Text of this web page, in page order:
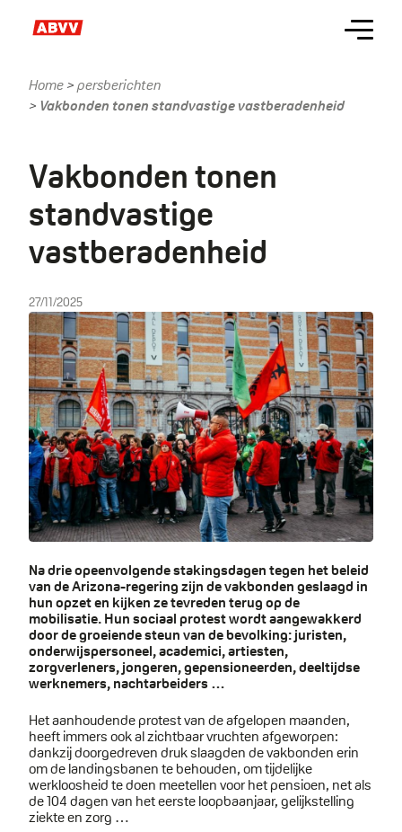
Menu
Kruimelpad
Home
persberichten
Vakbonden tonen standvastige vastberadenheid
Vakbonden tonen
standvastige
vastberadenheid
27/11/2025
Na drie opeenvolgende stakingsdagen tegen het beleid
van de Arizona-regering zijn de vakbonden geslaagd in
hun opzet en kijken ze tevreden terug op de
mobilisatie. Hun sociaal protest wordt aangewakkerd
door de groeiende steun van de bevolking: juristen,
onderwijspersoneel, academici, artiesten,
zorgverleners, jongeren, gepensioneerden, deeltijdse
werknemers, nachtarbeiders …
Het aanhoudende protest van de afgelopen maanden,
heeft immers ook al zichtbaar vruchten afgeworpen:
dankzij doorgedreven druk slaagden de vakbonden erin
om de landingsbanen te behouden, om tijdelijke
werkloosheid te doen meetellen voor het pensioen, net als
de 104 dagen van het eerste loopbaanjaar, gelijkstelling
ziekte en zorg …